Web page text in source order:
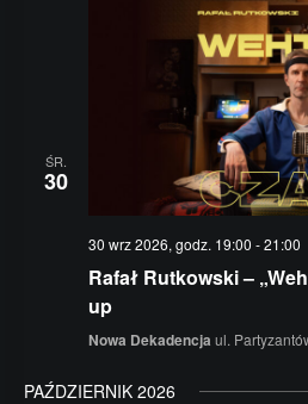
ŚR.
30
30 wrz 2026, godz. 19:00 -21:00
Rafał Rutkowski –
up
Nowa Dekadencja ul.
PAŹDZIERNIK 2026